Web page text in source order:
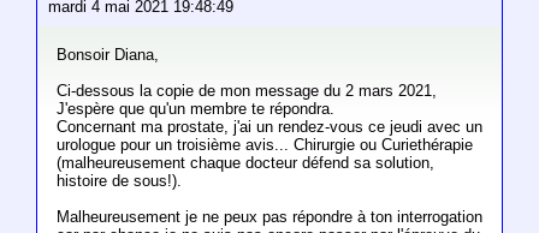
mardi 4 mai 2021 19:48:49
Bonsoir Diana,
Ci-dessous la copie de mon message du 2 mars 2021,
J'espère que qu'un membre te répondra.
Concernant ma prostate, j'ai un rendez-vous ce jeudi avec un
urologue pour un troisième avis... Chirurgie ou Curiethérapie
(malheureusement chaque docteur défend sa solution,
histoire de sous!).
Malheureusement je ne peux pas répondre à ton interrogation